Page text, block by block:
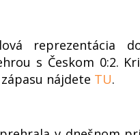
reprezentácia
s Českom 0:2.
nájdete TU.